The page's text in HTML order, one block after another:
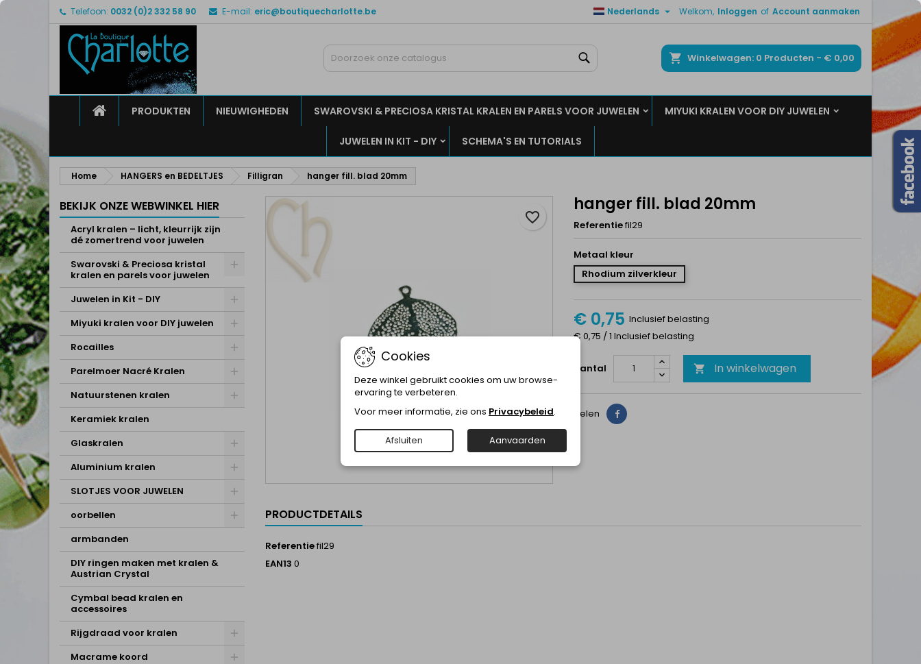
Telefoon: 0032 (0)2 332 58 90 E-mail: eric@boutiquecharlotte.be Welkom, Inloggen of Account aanmaken
Nederlands 
Winkelwagen 0 Producten - € 0,00
HOMEPRODUKTEN NIEUWIGHEDEN SWAROVSKI & PRECIOSA KRISTAL KRALEN EN PARELS VOOR JUWELEN MIYUKI KRALEN VOOR DIY JUWELEN
JUWELEN IN KIT - DIY SCHEMA'S EN TUTORIALS
Home HANGERS en BEDELTJES Filligran hanger fill. blad 20mm
BEKIJK ONZE WEBWINKEL HIER
Acryl kralen – licht, kleurrijk zijn
dé zomertrend voor juwelen
Swarovski & Preciosa kristal
kralen en parels voor juwelen
Juwelen in Kit - DIY
Miyuki kralen voor DIY juwelen
Rocailles
Parelmoer Nacré Kralen
Natuurstenen kralen
Keramiek kralen
Glaskralen
Aluminium kralen
SLOTJES VOOR JUWELEN
oorbellen
armbanden
DIY ringen maken met kralen &
Austrian Crystal
Cymbal bead kralen en
accessoires
Rijgdraad voor kralen
Macrame koord
hanger fill. blad 20mm
Referentiefil29
Metaal kleur
Rhodium zilverkleur
€ 0,75 Inclusief belasting
€ 0,75 / 1 Inclusief belasting
Aantal  In winkelwagen
favorite_border
Delen Delen
PRODUCTDETAILS
Referentiefil29
EAN13 0
Mijn verlanglijsten
Maak een lijst
Maak een verlanglijst
Inloggen
U moet ingelogd zijn om producten in uw verlanglijst op te slaan.
Annuleren Inloggen
Cookies
Deze winkel gebruikt cookies om uw browse-
ervaring te verbeteren.
Voor meer informatie, zie ons Privacybeleid.
Afsluiten Aanvaarden